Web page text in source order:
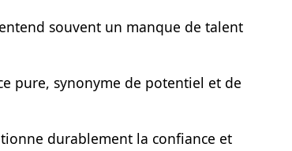
souvent un manque de talent
pure, synonyme de potentiel et de
durablement la confiance et